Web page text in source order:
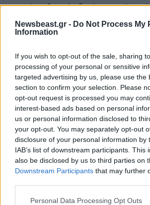
Newsbeast.gr - Do Not Process My
Information
If you wish to opt-out of the sale, sharing
processing of your personal or sensitive
targeted advertising by us, please use the
section to confirm your selection. Please
opt-out request is processed you may
interest-based ads based on personal
us or personal information disclosed to
your opt-out. You may separately opt-out
disclosure of your personal information by
IAB’s list of downstream participants. This
also be disclosed by us to third parties on
Downstream Participants that may further
Please note that this website/app uses
Personal Data Processing Opt Outs
στοιχεία πιθανού αδικήματος; Κι
κουκουλοφόροι με τον υπό
Απαντήστε